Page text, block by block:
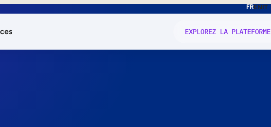
FRENIT
EXPLOREZ LA PLATEFORME